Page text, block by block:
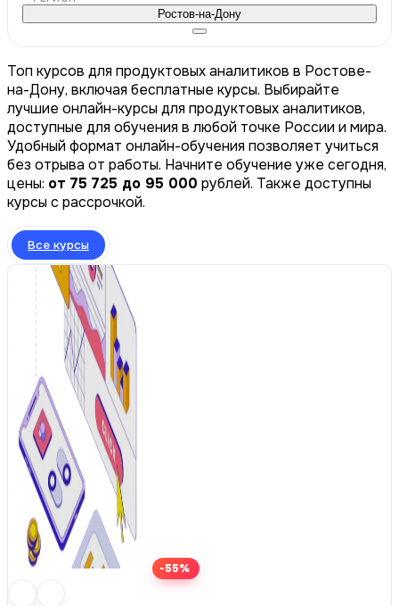
Ростов-на-Дону
Топ курсов для продуктовых аналитиков в Ростове-
на-Дону, включая бесплатные курсы. Выбирайте
лучшие онлайн-курсы для продуктовых аналитиков,
доступные для обучения в любой точке России и мира.
Удобный формат онлайн-обучения позволяет учиться
без отрыва от работы. Начните обучение уже сегодня,
цены: от 75 725 до 95 000 рублей. Также доступны
курсы с рассрочкой.
Все курсы
-55%